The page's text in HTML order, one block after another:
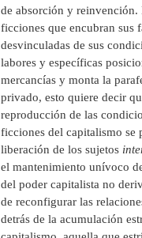
de absorción y reinvención.
ficciones que encubran sus
desvinculadas de sus
labores y específicas
mercancías y monta la
privado, esto quiere decir
reproducción de las
ficciones del capitalismo se
liberación de los sujetos
el mantenimiento unívoco
del poder capitalista no
de reconfigurar las
detrás de la acumulación